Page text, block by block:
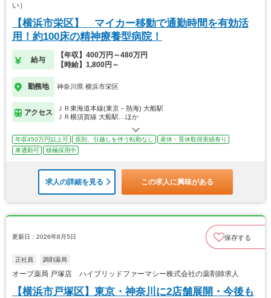
い）
【横浜市栄区】 マイカー移動で通勤時間を有効活
用！約100床の精神療養型病院！
給与
【年収】400万円～480万円
【時給】1,800円～
勤務地 神奈川県 横浜市栄区
アクセス
ＪＲ東海道本線(東京－熱海) 大船駅
ＪＲ横須賀線 大船駅…ほか
年収450万円以上可 原則、引越しを伴う転勤なし
産休・育休取得実績有り
車通勤可
積極採用中
求人の詳細を見る この求人に興味がある
更新日：2026年8月5日 保存する
正社員 調剤薬局
オーブ薬局 戸塚店 ハイブリッドファーマシー株式会社の薬剤師求人
【横浜市戸塚区】東京・神奈川に2店舗展開・今後も